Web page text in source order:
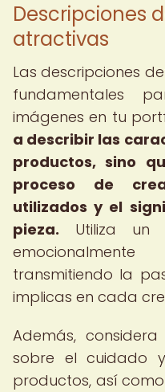
Descripciones
atractivas
Las descripciones
fundamentales
imágenes en tu
a describir las
productos, sino
proceso de
utilizados y el
pieza. Utiliza un
transmitiendo la
implicas en cada
Además,
sobre el cuidado
productos, así